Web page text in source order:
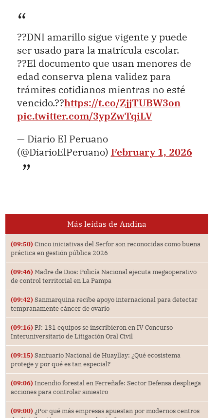
??DNI amarillo sigue vigente y puede
ser usado para la matrícula escolar.
??El documento que usan menores de
edad conserva plena validez para
trámites cotidianos mientras no esté
vencido.??https://t.co/ZjjTUBW3on
pic.twitter.com/3ypZwTqiLV
— Diario El Peruano
(@DiarioElPeruano) February 1, 2026
Más leídas de Andina
(09:50) Cinco iniciativas del Serfor son reconocidas como buena
práctica en gestión pública 2026
(09:46) Madre de Dios: Policía Nacional ejecuta megaoperativo
de control territorial en La Pampa
(09:42) Sanmarquina recibe apoyo internacional para detectar
tempranamente cáncer de ovario
(09:16) PJ: 131 equipos se inscribieron en IV Concurso
Interuniversitario de Litigación Oral Civil
(09:15) Santuario Nacional de Huayllay: ¿Qué ecosistema
protege y por qué es tan especial?
(09:06) Incendio forestal en Ferreñafe: Sector Defensa despliega
acciones para controlar siniestro
(09:00) ¿Por qué más empresas apuestan por modernos centros